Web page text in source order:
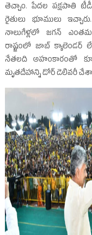
తెచ్చాం. పేదల పక్షపాతి
రైతులు భూములు
నాలుగేళ్లలో జగన్‌
రాష్ట్రంలో జాబ్‌ క్యాలెండర్‌
నేతలది అహంకారంతో
మృతదేహాన్ని డోర్‌ డెలివరీ